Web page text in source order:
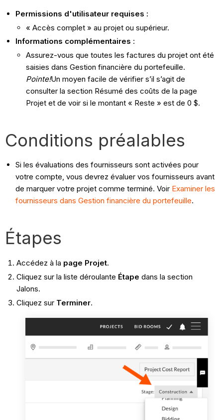
Permissions d'utilisateur requises :
« Accès complet » au projet ou supérieur.
Informations complémentaires :
Assurez-vous que toutes les factures du projet ont été
saisies dans Gestion financière du portefeuille.
Pointe!Un moyen facile de vérifier s’il s’agit de
consulter la section Résumé des coûts de la page
Projet et de voir si le montant « Reste » est de 0 $.
Conditions préalables
Si les évaluations des fournisseurs sont activées pour
votre compte, vous devrez évaluer vos fournisseurs avant
de marquer votre projet comme terminé. Voir Examiner les
fournisseurs dans Gestion financière du portefeuille.
Étapes
Accédez à la page Projet.
Cliquez sur la liste déroulante Étape dans la section
Jalons.
Cliquez sur Terminer.